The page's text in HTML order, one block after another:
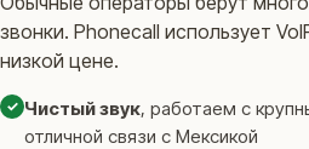
звонки. Phonecall использует
низкой цене.
✓ Чистый звук, работаем с
отличной связи с Мексикой